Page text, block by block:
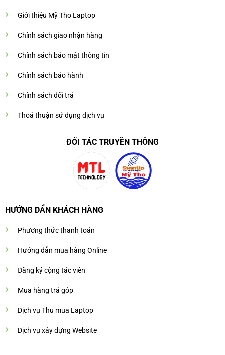
Giới thiệu Mỹ Tho Laptop
Chính sách giao nhận hàng
Chính sách bảo mật thông tin
Chính sách bảo hành
Chính sách đổi trả
Thoả thuận sử dụng dịch vụ
ĐỐI TÁC TRUYỀN THÔNG
HƯỚNG DẨN KHÁCH HÀNG
Phương thức thanh toán
Hướng dẫn mua hàng Online
Đăng ký cộng tác viên
Mua hàng trả góp
Dịch vụ Thu mua Laptop
Dịch vụ xây dựng Website